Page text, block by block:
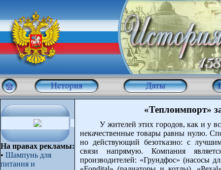
На правах рекламы:
• Шампунь для
питания и
«Теплоимпорт»
У жителей этих городов, как и у
некачественные товары равны нулю.
но действующий безотказно: с
связи напрямую. Компания
производителей: «Грундфос» (насосы